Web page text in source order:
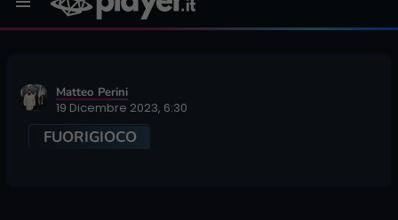
Matteo Perini
19 Dicembre 2023, 6:30
FUORIGIOCO